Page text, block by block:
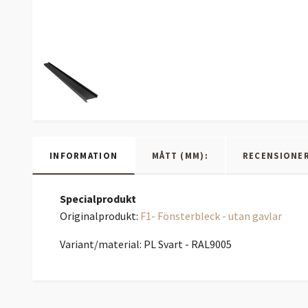
INFORMATION MÅTT (MM):
Specialprodukt
Originalprodukt: F1- Fönsterbleck - utan gavlar
Variant/material: PL Svart - RAL9005